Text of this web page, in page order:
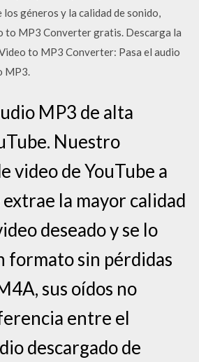
los géneros y la calidad de sonido,
to MP3 Converter gratis. Descarga la
to MP3 Converter: Pasa el audio
MP3.
MP3 de alta
Nuestro
video de YouTube a
la mayor calidad
deseado y se lo
formato sin pérdidas
sus oídos no
entre el
descargado de